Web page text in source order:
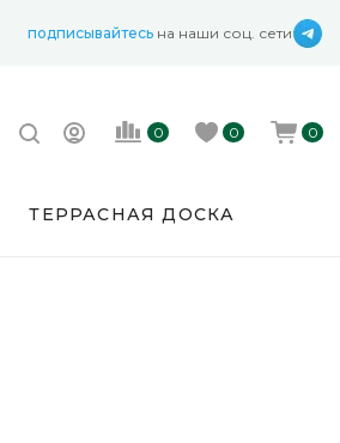
подписывайтесь на наши соц. сети
0 0 0
ТЕРРАСНАЯ ДОСКА